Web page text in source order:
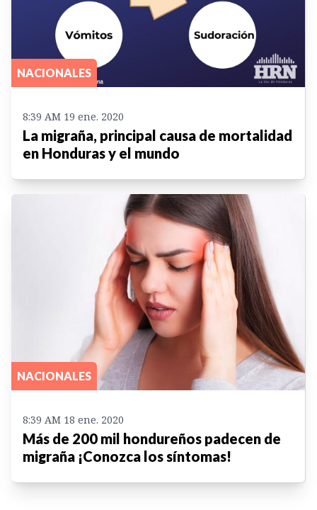
NACIONALES
8:39 AM 19 ene. 2020
La migraña, principal causa de mortalidad
en Honduras y el mundo
NACIONALES
8:39 AM 18 ene. 2020
Más de 200 mil hondureños padecen de
migraña ¡Conozca los síntomas!